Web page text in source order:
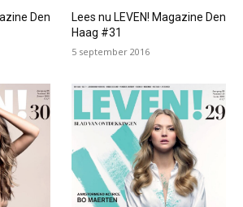
Den
Lees nu LEVEN! Magazine Den
Haag #31
5 september 2016